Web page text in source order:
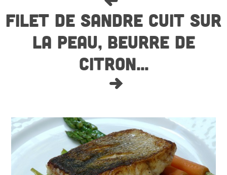
FILET DE SANDRE CUIT SUR
LA PEAU, BEURRE DE
CITRON...